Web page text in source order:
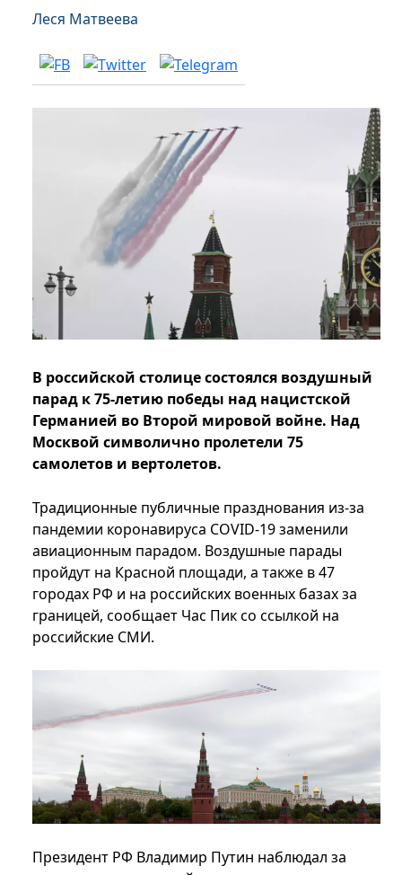
Леся Матвеева
В российской столице состоялся воздушный
парад к 75-летию победы над нацистской
Германией во Второй мировой войне. Над
Москвой символично пролетели 75
самолетов и вертолетов.
Традиционные публичные празднования из-за
пандемии коронавируса COVID-19 заменили
авиационным парадом. Воздушные парады
пройдут на Красной площади, а также в 47
городах РФ и на российских военных базах за
границей, сообщает Час Пик со ссылкой на
российские СМИ.
Президент РФ Владимир Путин наблюдал за